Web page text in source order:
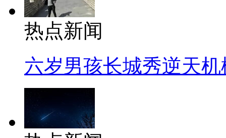
热点新闻
六岁男孩长城秀逆天机